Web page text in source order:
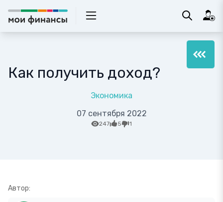
Как получить доход?
Экономика
07 сентября 2022
247 5 1
Автор: